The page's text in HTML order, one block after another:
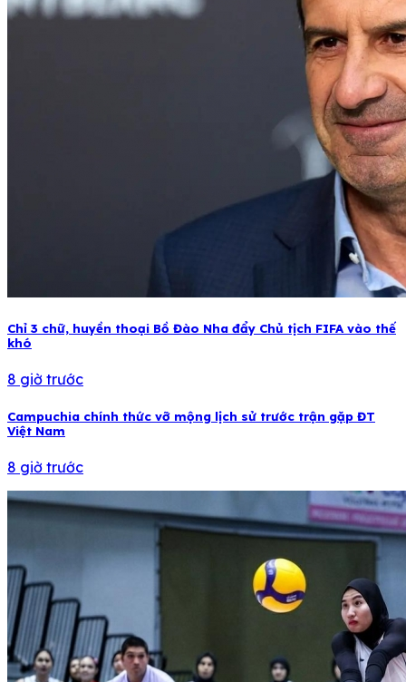
Chỉ 3 chữ, huyền thoại Bồ Đào Nha đẩy Chủ tịch FIFA vào thế
khó
8 giờ trước
Campuchia chính thức vỡ mộng lịch sử trước trận gặp ĐT
Việt Nam
8 giờ trước